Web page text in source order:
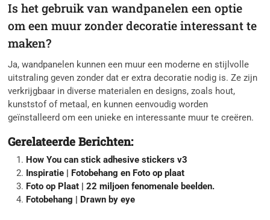
Is het gebruik van wandpanelen een optie
om een muur zonder decoratie interessant te
maken?
Ja, wandpanelen kunnen een muur een moderne en stijlvolle
uitstraling geven zonder dat er extra decoratie nodig is. Ze zijn
verkrijgbaar in diverse materialen en designs, zoals hout,
kunststof of metaal, en kunnen eenvoudig worden
geïnstalleerd om een unieke en interessante muur te creëren.
Gerelateerde Berichten:
How You can stick adhesive stickers v3
Inspiratie | Fotobehang en Foto op plaat
Foto op Plaat | 22 miljoen fenomenale beelden.
Fotobehang | Drawn by eye